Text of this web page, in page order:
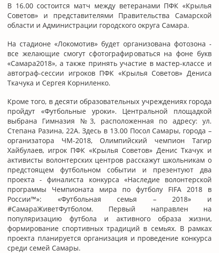
В 16.00 состоится матч между ветеранами ПФК «Крылья
Советов» и представителями Правительства Самарской
области и Администрации городского округа Самара.
На стадионе «Локомотив» будет организована фотозона -
все желающие смогут сфотографироваться на фоне букв
«Самара2018», а также принять участие в мастер-классе и
автограф-сессии игроков ПФК «Крылья Советов» Дениса
Ткачука и Сергея Корниленко.
Кроме того, в десяти образовательных учреждениях города
пройдут «Футбольные уроки». Центральной площадкой
выбрана Гимназия №3, расположенная по адресу: ул.
Степана Разина, 22А. Здесь в 13.00 Посол Самары, города –
организатора ЧМ-2018, Олимпийский чемпион Тагир
Хайбулаев, игрок ПФК «Крылья Советов» Денис Ткачук и
активисты волонтерских центров расскажут школьникам о
предстоящем футбольном событии и презентуют два
проекта - финалиста конкурса «Наследие волонтерской
программы Чемпионата мира по футболу FIFA 2018 в
России™»: «Футбольная семья – 2018» и
#СамараЖиветФутболом. Первый направлен на
популяризацию футбола и активного образа жизни,
формирование спортивных традиций в семьях. В рамках
проекта планируется организация и проведение конкурса
среди семей Самары.